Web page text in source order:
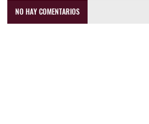
NO HAY COMENTARIOS